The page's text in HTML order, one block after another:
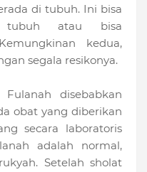
di tubuh. Ini bisa
atau bisa
kedua,
segala resikonya.
disebabkan
obat yang diberikan
secara laboratoris
adalah normal,
Setelah sholat